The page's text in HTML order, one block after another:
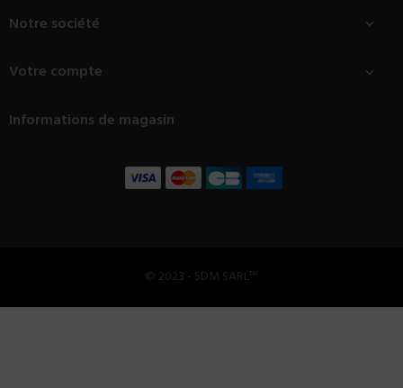
Notre société 
Votre compte 
Informations de magasin
© 2023 - SDM SARL™